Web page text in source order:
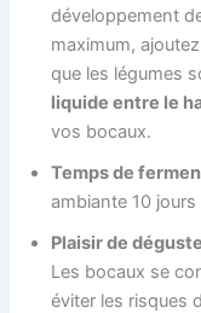
développement
maximum,
que les légumes
liquide entre le
vos bocaux.
Temps de
ambiante 10 jours
Plaisir de
Les bocaux se
éviter les risques